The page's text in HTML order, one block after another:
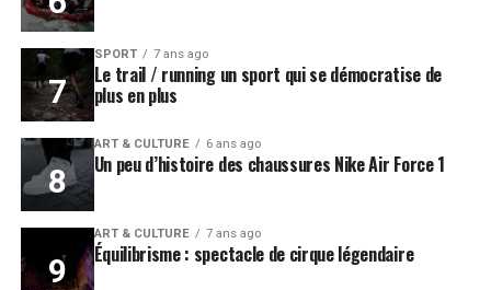
SPORT 7 ans ago
Le trail / running un sport qui se démocratise de
plus en plus
ART & CULTURE 6 ans ago
Un peu d’histoire des chaussures Nike Air Force 1
ART & CULTURE 7 ans ago
Équilibrisme : spectacle de cirque légendaire